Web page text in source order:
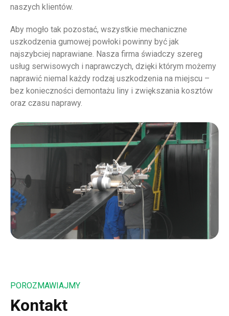
naszych klientów.
Aby mogło tak pozostać, wszystkie mechaniczne
uszkodzenia gumowej powłoki powinny być jak
najszybciej naprawiane. Nasza firma świadczy szereg
usług serwisowych i naprawczych, dzięki którym możemy
naprawić niemal każdy rodzaj uszkodzenia na miejscu –
bez konieczności demontażu liny i zwiększania kosztów
oraz czasu naprawy.
POROZMAWIAJMY
Kontakt